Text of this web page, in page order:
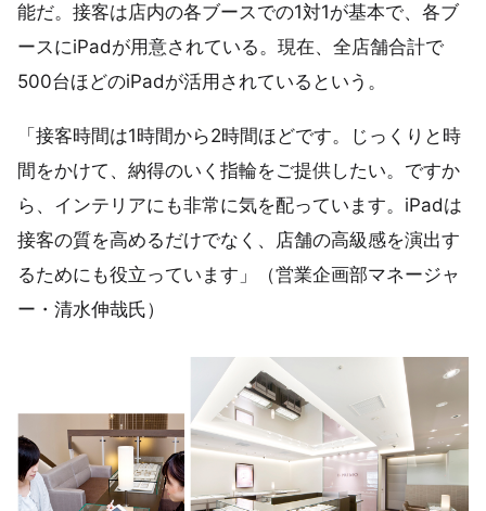
能だ。接客は店内の各ブースでの1対1が基本で、各ブ
ースにiPadが用意されている。現在、全店舗合計で
500台ほどのiPadが活用されているという。
「接客時間は1時間から2時間ほどです。じっくりと時
間をかけて、納得のいく指輪をご提供したい。ですか
ら、インテリアにも非常に気を配っています。iPadは
接客の質を高めるだけでなく、店舗の高級感を演出す
るためにも役立っています」（営業企画部マネージャ
ー・清水伸哉氏）